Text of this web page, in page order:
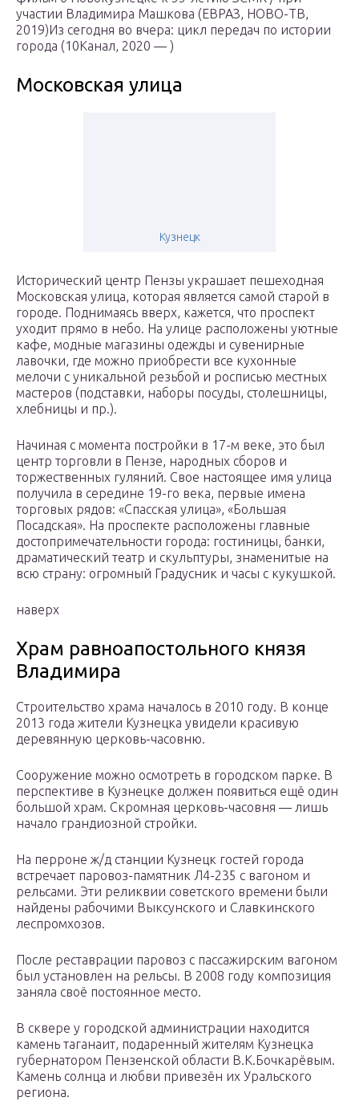
участии Владимира Машкова (ЕВРАЗ, НОВО-ТВ,
2019)Из сегодня во вчера: цикл передач по истории
города (10Канал, 2020 — )
Московская улица
Кузнецк
Исторический центр Пензы украшает пешеходная
Московская улица, которая является самой старой в
городе. Поднимаясь вверх, кажется, что проспект
уходит прямо в небо. На улице расположены уютные
кафе, модные магазины одежды и сувенирные
лавочки, где можно приобрести все кухонные
мелочи с уникальной резьбой и росписью местных
мастеров (подставки, наборы посуды, столешницы,
хлебницы и пр.).
Начиная с момента постройки в 17-м веке, это был
центр торговли в Пензе, народных сборов и
торжественных гуляний. Свое настоящее имя улица
получила в середине 19-го века, первые имена
торговых рядов: «Спасская улица», «Большая
Посадская». На проспекте расположены главные
достопримечательности города: гостиницы, банки,
драматический театр и скульптуры, знаменитые на
всю страну: огромный Градусник и часы с кукушкой.
наверх
Храм равноапостольного князя
Владимира
Строительство храма началось в 2010 году. В конце
2013 года жители Кузнецка увидели красивую
деревянную церковь-часовню.
Сооружение можно осмотреть в городском парке. В
перспективе в Кузнецке должен появиться ещё один
большой храм. Скромная церковь-часовня — лишь
начало грандиозной стройки.
На перроне ж/д станции Кузнецк гостей города
встречает паровоз-памятник Л4-235 с вагоном и
рельсами. Эти реликвии советского времени были
найдены рабочими Выксунского и Славкинского
леспромхозов.
После реставрации паровоз с пассажирским вагоном
был установлен на рельсы. В 2008 году композиция
заняла своё постоянное место.
В сквере у городской администрации находится
камень таганаит, подаренный жителям Кузнецка
губернатором Пензенской области В.К.Бочкарёвым.
Камень солнца и любви привезён их Уральского
региона.